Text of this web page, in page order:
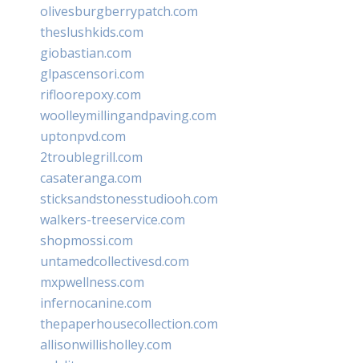
olivesburgberrypatch.com
theslushkids.com
giobastian.com
glpascensori.com
rifloorepoxy.com
woolleymillingandpaving.com
uptonpvd.com
2troublegrill.com
casateranga.com
sticksandstonesstudiooh.com
walkers-treeservice.com
shopmossi.com
untamedcollectivesd.com
mxpwellness.com
infernocanine.com
thepaperhousecollection.com
allisonwillisholley.com